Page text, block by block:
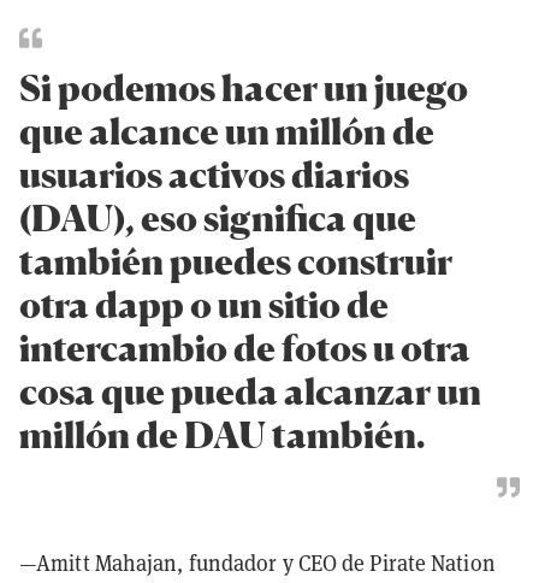
Si podemos hacer un juego
que alcance un millón de
usuarios activos diarios
(DAU), eso significa que
también puedes construir
otra dapp o un sitio de
intercambio de fotos u otra
cosa que pueda alcanzar un
millón de DAU también.
—Amitt Mahajan, fundador y CEO de Pirate Nation